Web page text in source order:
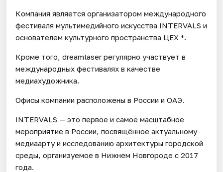
Компания является организатором международного
фестиваля мультимедийного искусства INTERVALS и
основателем культурного пространства ЦЕХ *.
Кроме того, dreamlaser регулярно участвует в
международных фестивалях в качестве
медиахудожника.
Офисы компании расположены в России и ОАЭ.
INTERVALS — это первое и самое масштабное
мероприятие в России, посвящённое актуальному
медиаарту и исследованию архитектуры городской
среды, организуемое в Нижнем Новгороде с 2017
года.